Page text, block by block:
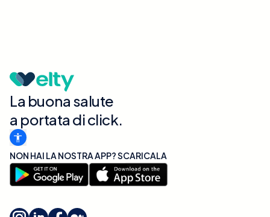
La buona salute
a portata di click.
NON HAI LA NOSTRA APP? SCARICALA